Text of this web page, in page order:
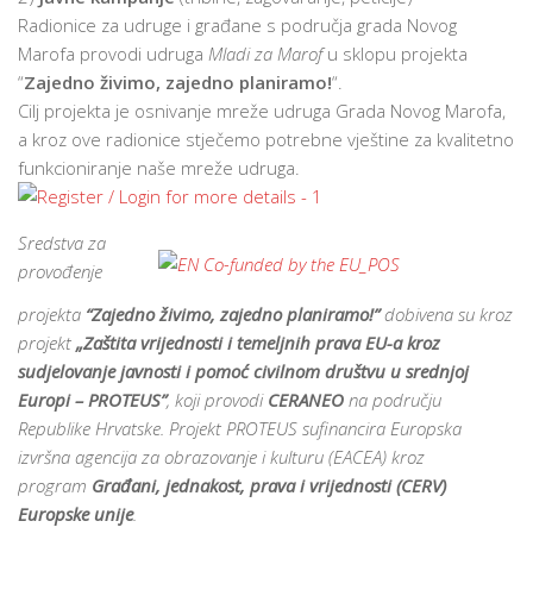
Radionice za udruge i građane s područja grada Novog
Marofa provodi udruga Mladi za Marofu sklopu projekta
“Zajedno živimo, zajedno planiramo!“.
Cilj projekta je osnivanje mreže udruga Grada Novog Marofa,
a kroz ove radionice stječemo potrebne vještine za kvalitetno
funkcioniranje naše mreže udruga.
Sredstva za
provođenje
projekta “Zajedno živimo, zajedno planiramo!”dobivena su kroz
projekt „Zaštita vrijednosti i temeljnih prava EU-a kroz
sudjelovanje javnosti i pomoć civilnom društvu u srednjoj
Europi – PROTEUS”, koji provodi CERANEO na području
Republike Hrvatske. Projekt PROTEUS sufinancira Europska
izvršna agencija za obrazovanje i kulturu (EACEA) kroz
program Građani, jednakost, prava i vrijednosti (CERV)
Europske unije.